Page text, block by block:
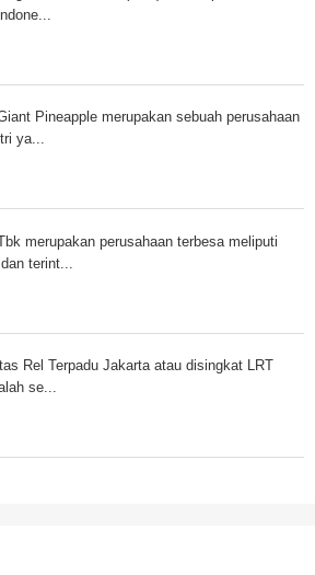
Pineapple merupakan sebuah perusahaan
ya...
merupakan perusahaan terbesa meliputi
terint...
Rel Terpadu Jakarta atau disingkat LRT
se...